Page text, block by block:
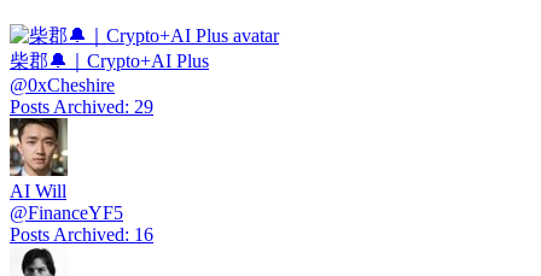
柴郡🔔｜Crypto+AI Plus
@0xCheshire
Posts Archived: 29
AI Will
@FinanceYF5
Posts Archived: 16